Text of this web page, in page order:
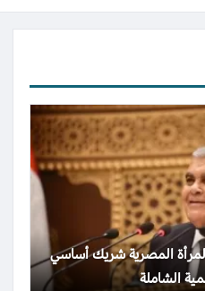
المصرية شريك أساسي
الشاملة